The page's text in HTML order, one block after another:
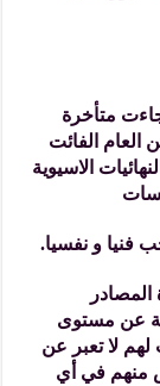
جاءت متأخرة
العام الفائت
الاسيوية
فنيا و نفسيا.
عن مستوى
لهم لا تعبر عن
منهم في أي